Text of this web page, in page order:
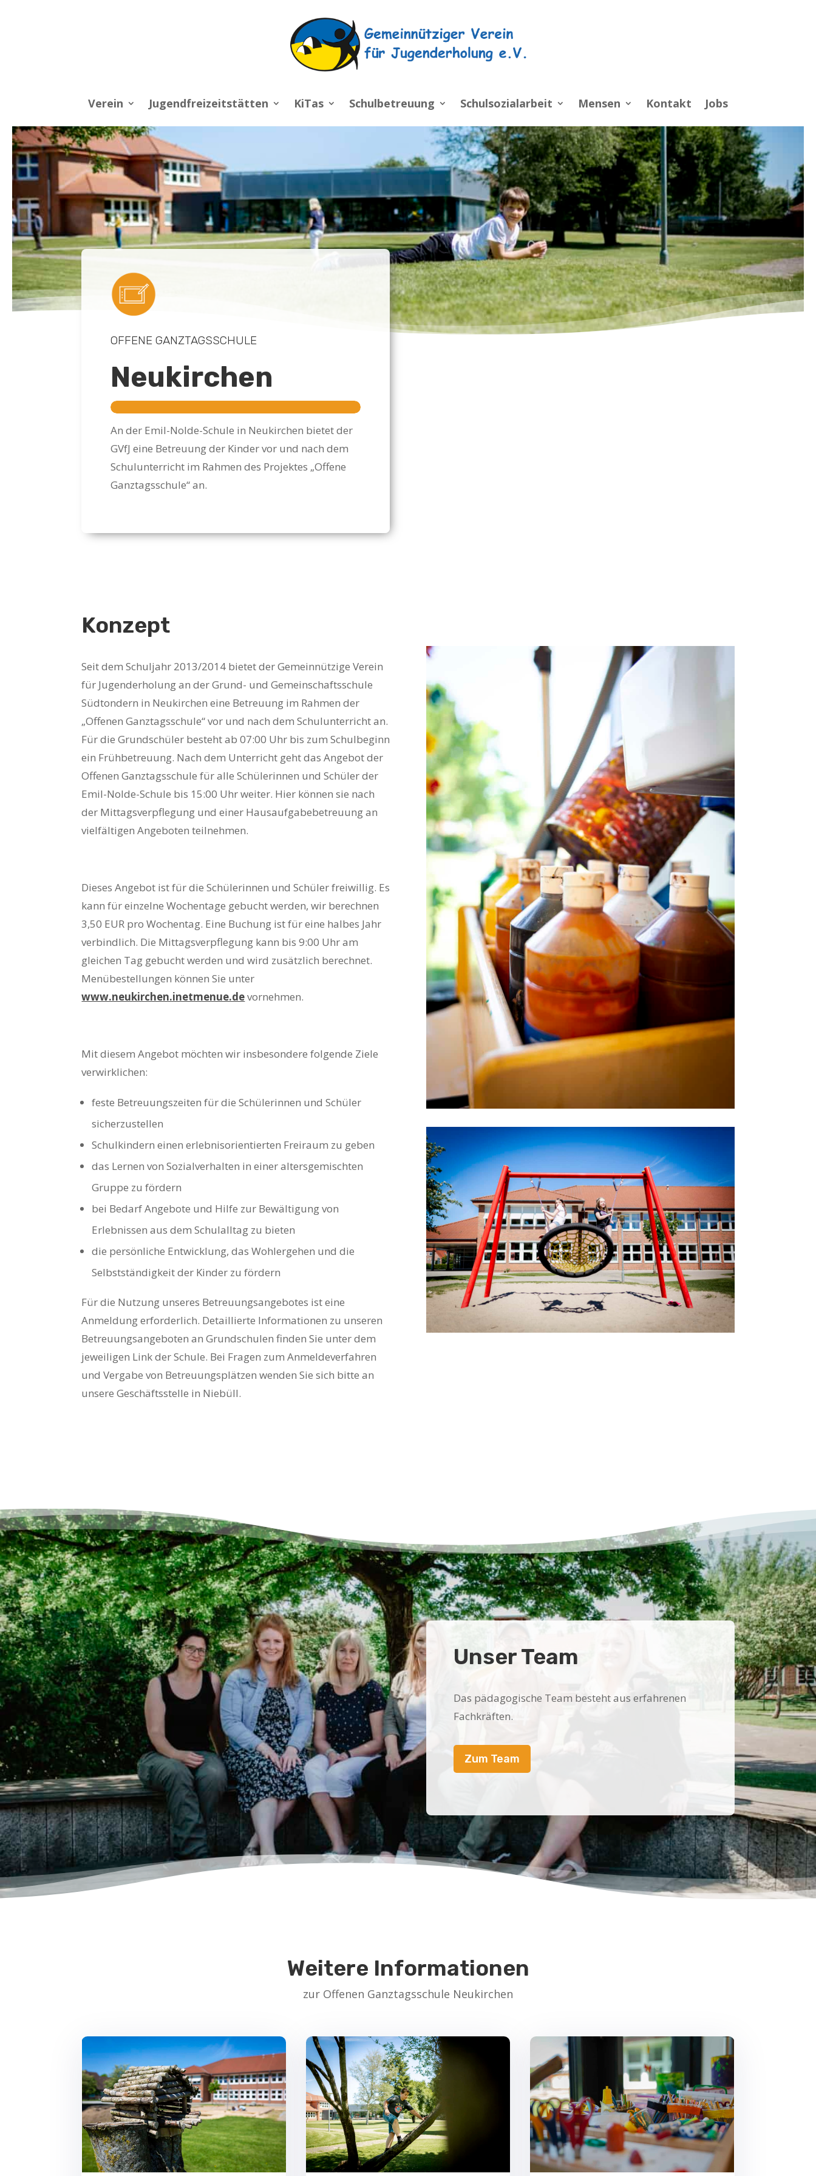
Verein Jugendfreizeitstätten KiTas Schulbetreuung Schulsozialarbeit Mensen Kontakt Jobs
OFFENE GANZTAGSSCHULE
Neukirchen
An der Emil-Nolde-Schule in Neukirchen bietet der
GVfJ eine Betreuung der Kinder vor und nach dem
Schulunterricht im Rahmen des Projektes „Offene
Ganztagsschule“ an.
Konzept
Seit dem Schuljahr 2013/2014 bietet der Gemeinnützige Verein
für Jugenderholung an der Grund- und Gemeinschaftsschule
Südtondern in Neukirchen eine Betreuung im Rahmen der
„Offenen Ganztagsschule“ vor und nach dem Schulunterricht an.
Für die Grundschüler besteht ab 07:00 Uhr bis zum Schulbeginn
ein Frühbetreuung. Nach dem Unterricht geht das Angebot der
Offenen Ganztagsschule für alle Schülerinnen und Schüler der
Emil-Nolde-Schule bis 15:00 Uhr weiter. Hier können sie nach
der Mittagsverpflegung und einer Hausaufgabebetreuung an
vielfältigen Angeboten teilnehmen.
Dieses Angebot ist für die Schülerinnen und Schüler freiwillig. Es
kann für einzelne Wochentage gebucht werden, wir berechnen
3,50 EUR pro Wochentag. Eine Buchung ist für eine halbes Jahr
verbindlich. Die Mittagsverpflegung kann bis 9:00 Uhr am
gleichen Tag gebucht werden und wird zusätzlich berechnet.
Menübestellungen können Sie unter
www.neukirchen.inetmenue.devornehmen.
Mit diesem Angebot möchten wir insbesondere folgende Ziele
verwirklichen:
feste Betreuungszeiten für die Schülerinnen und Schüler
sicherzustellen
Schulkindern einen erlebnisorientierten Freiraum zu geben
das Lernen von Sozialverhalten in einer altersgemischten
Gruppe zu fördern
bei Bedarf Angebote und Hilfe zur Bewältigung von
Erlebnissen aus dem Schulalltag zu bieten
die persönliche Entwicklung, das Wohlergehen und die
Selbstständigkeit der Kinder zu fördern
Für die Nutzung unseres Betreuungsangebotes ist eine
Anmeldung erforderlich. Detaillierte Informationen zu unseren
Betreuungsangeboten an Grundschulen finden Sie unter dem
jeweiligen Link der Schule. Bei Fragen zum Anmeldeverfahren
und Vergabe von Betreuungsplätzen wenden Sie sich bitte an
unsere Geschäftsstelle in Niebüll.
Unser Team
Das pädagogische Team besteht aus erfahrenen
Fachkräften.
Zum Team
Weitere Informationen
zur Offenen Ganztagsschule Neukirchen